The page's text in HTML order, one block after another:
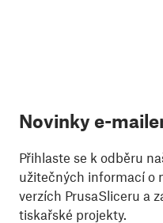
Novinky e-
Přihlaste se k odběru
užitečných informací o
verzích PrusaSliceru a
tiskařské projekty.